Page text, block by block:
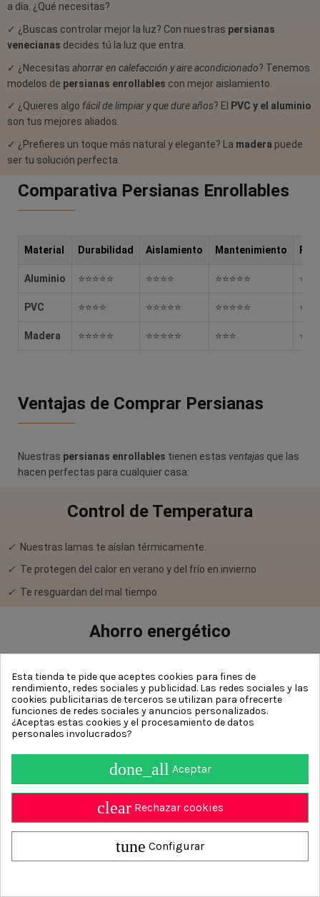
a día. ¿Qué necesitas?
✓ ¿Buscas controlar mejor la luz? Con nuestras persianas
venecianas decides tú la luz que entra.
✓ ¿Necesitas ahorrar en calefacción y aire acondicionado? Tenemos
modelos de persianas enrollables con mejor aislamiento.
✓ ¿Quieres algo fácil de limpiar y que dure años? El
PVC y el aluminio
son tus mejores aliados.
✓ ¿Prefieres un toque más natural y elegante? La madera puede
ser tu solución perfecta.
Comparativa Persianas Enrollables
Material Durabilidad Aislamiento Mantenimiento
Aluminio ⭐⭐⭐⭐⭐ ⭐⭐⭐⭐ ⭐⭐⭐⭐⭐
PVC ⭐⭐⭐⭐ ⭐⭐⭐⭐⭐ ⭐⭐⭐⭐⭐ ⭐⭐⭐
Madera ⭐⭐⭐⭐⭐ ⭐⭐⭐⭐⭐ ⭐⭐⭐
Ventajas de Comprar Persianas
Nuestras persianas enrollables tienen estas ventajas que las
hacen perfectas para cualquier casa:
Control de Temperatura
✓ Nuestras lamas te aíslan térmicamente.
✓ Te protegen del calor en verano y del frío en invierno
✓ Te resguardan del mal tiempo
Ahorro energético
✓Mantienen la temperatura que quieres
✓Usarás menos la calefacción y el aire acondicionado
Durabilidad
✓Usamos materiales de calidad para que te duren años
Las lamas aguantan todo tipo de clima
✓Las piezas están probadas para usar a diario
Esta tienda te pide que aceptes cookies para fines de
rendimiento, redes sociales y publicidad. Las redes sociales y las
cookies publicitarias de terceros se utilizan para ofrecerte
funciones de redes sociales y anuncios personalizados.
¿Aceptas estas cookies y el procesamiento de datos
personales involucrados?
done_all Aceptar
clear Rechazar cookies
tune Configurar